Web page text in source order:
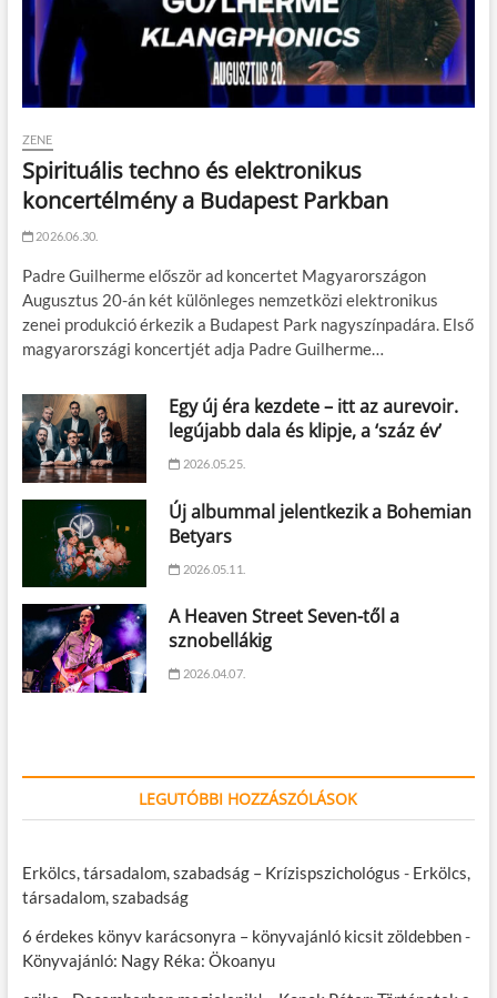
ZENE
Spirituális techno és elektronikus
koncertélmény a Budapest Parkban
2026.06.30.
Padre Guilherme először ad koncertet Magyarországon
Augusztus 20-án két különleges nemzetközi elektronikus
zenei produkció érkezik a Budapest Park nagyszínpadára. Első
magyarországi koncertjét adja Padre Guilherme…
Egy új éra kezdete – itt az aurevoir.
legújabb dala és klipje, a ‘száz év’
2026.05.25.
Új albummal jelentkezik a Bohemian
Betyars
2026.05.11.
A Heaven Street Seven-től a
sznobellákig
2026.04.07.
LEGUTÓBBI HOZZÁSZÓLÁSOK
Erkölcs, társadalom, szabadság – Krízispszichológus - Erkölcs,
társadalom, szabadság
6 érdekes könyv karácsonyra – könyvajánló kicsit zöldebben-
Könyvajánló: Nagy Réka: Ökoanyu